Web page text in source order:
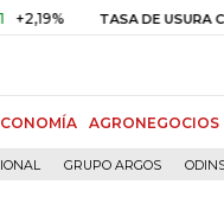
TASA DE USURA CRÉDITO
AGRONEGOCIOS
GRUPO ARGOS